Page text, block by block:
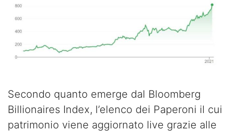
Secondo quanto emerge dal Bloomberg
Billionaires Index, l’elenco dei Paperoni il cui
patrimonio viene aggiornato live grazie alle